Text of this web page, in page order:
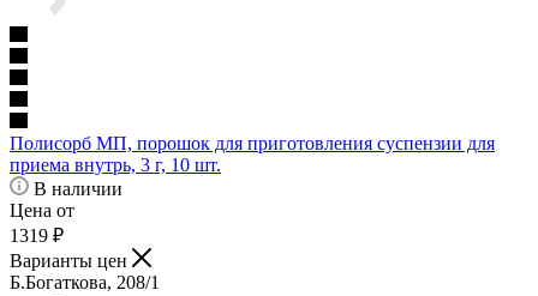
Полисорб МП, порошок для приготовления суспензии для
приема внутрь, 3 г, 10 шт.
В наличии
Цена от
1319 ₽
Варианты цен
Б.Богаткова, 208/1